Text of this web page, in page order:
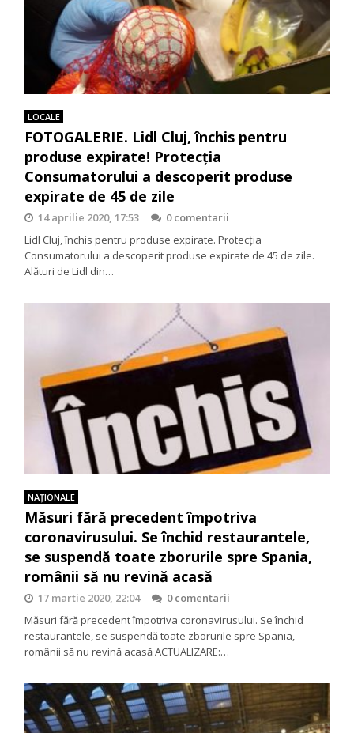
LOCALE
FOTOGALERIE. Lidl Cluj, închis pentru
produse expirate! Protecţia
Consumatorului a descoperit produse
expirate de 45 de zile
14 aprilie 2020, 17:53
0 comentarii
Lidl Cluj, închis pentru produse expirate. Protecţia
Consumatorului a descoperit produse expirate de 45 de zile.
Alături de Lidl din…
NAŢIONALE
Măsuri fără precedent împotriva
coronavirusului. Se închid restaurantele,
se suspendă toate zborurile spre Spania,
românii să nu revină acasă
17 martie 2020, 22:04
0 comentarii
Măsuri fără precedent împotriva coronavirusului. Se închid
restaurantele, se suspendă toate zborurile spre Spania,
românii să nu revină acasă ACTUALIZARE:…